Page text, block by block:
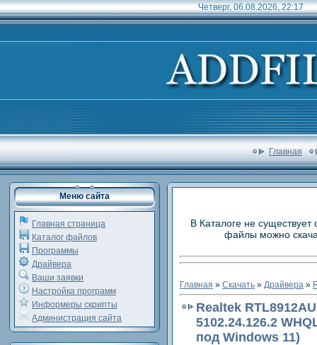
Четверг, 06.08.2026, 22:17
Главная
Меню сайта
Главная страница
Каталог файлов
Программы
Драйвера
Ваши заявки
Настройка программ
Информеры скрипты
Администрация сайта
В Каталоге не
файлы можно
Главная » Скачать » Драйвера »
Realtek
5102.24.126.2
под Windows 11)